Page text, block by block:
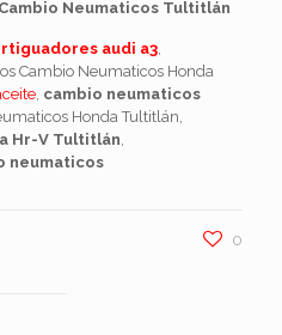
Cambio Neumaticos Tultitlán
audi a3,
Cambio Neumaticos Honda
, cambio neumaticos
Honda Tultitlán,
Hr-V Tultitlán,
neumaticos
0